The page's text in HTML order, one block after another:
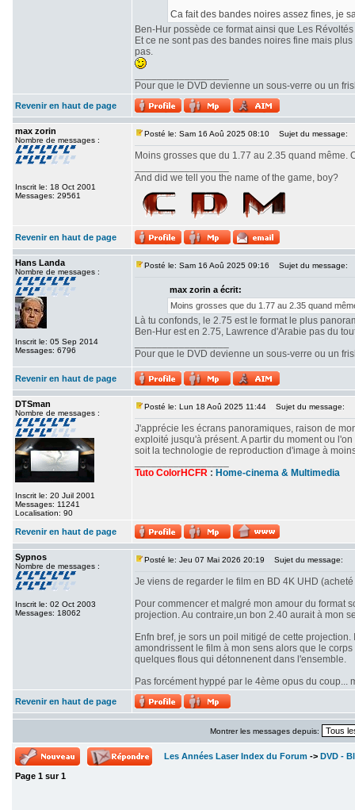
Ca fait des bandes noires assez fines, je
Ben-Hur possède ce format ainsi que Les
Et ce ne sont pas des bandes noires fine mais
pas.
Pour que le DVD devienne un sous-verre ou un
Revenir en haut de page
max zorin
Nombre de messages :
Inscrit le: 18 Oct 2001
Messages: 29561
Posté le: Sam 16 Aoû 2025 08:10 Sujet du message:
Moins grosses que du 1.77 au 2.35 quand même.
And did we tell you the name of the game, boy?
Revenir en haut de page
Hans Landa
Nombre de messages :
Inscrit le: 05 Sep 2014
Messages: 6796
Posté le: Sam 16 Aoû 2025 09:16 Sujet du message:
max zorin a écrit:
Moins grosses que du 1.77 au 2.35 quand
Là tu confonds, le 2.75 est le format le plus
Ben-Hur est en 2.75, Lawrence d'Arabie pas du
Pour que le DVD devienne un sous-verre ou un
Revenir en haut de page
DTSman
Nombre de messages :
Inscrit le: 20 Juil 2001
Messages: 11241
Localisation: 90
Posté le: Lun 18 Aoû 2025 11:44 Sujet du message:
J'apprécie les écrans panoramiques, raison de
exploité jusqu'à présent. A partir du moment ou
soit la technologie de reproduction d'image à
Tuto ColorHCFR : Home-cinema & Multimedia
Revenir en haut de page
Sypnos
Nombre de messages :
Inscrit le: 02 Oct 2003
Messages: 18062
Posté le: Jeu 07 Mai 2026 20:19 Sujet du message:
Je viens de regarder le film en BD 4K UHD
Pour commencer et malgré mon amour du format
projection. Au contraire,un bon 2.40 aurait à mon
Enfn bref, je sors un poil mitigé de cette
amondrissent le film à mon sens alors que le
quelques flous qui détonnenent dans l'ensemble.
Pas forcément hyppé par le 4ème opus du
Revenir en haut de page
Montrer les messages depuis:
Les Années Laser Index du Forum -> DVD -
Page 1 sur1